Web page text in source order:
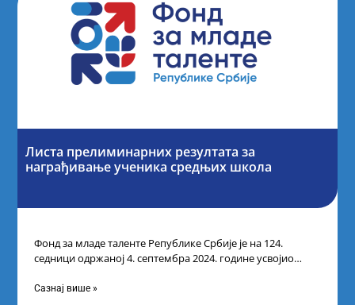
Листа прелиминарних резултата за
награђивање ученика средњих школа
Фонд за младе таленте Републике Србије је на 124.
седници одржаној 4. септембра 2024. године усвојио
Сазнај више »